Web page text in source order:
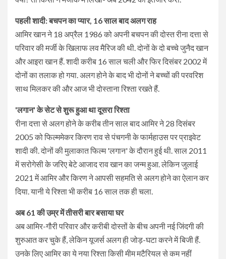
पहली शादी: बचपन का प्यार, 16 साल बाद अलग राह
आमिर खान ने 18 अप्रैल 1986 को अपनी बचपन की दोस्त रीना दत्ता से
परिवार की मर्जी के खिलाफ लव मैरिज की थी. दोनों के दो बच्चे जुनैद खान
और आइरा खान हैं. शादी करीब 16 साल चली और फिर दिसंबर 2002 में
दोनों का तलाक हो गया. अलग होने के बाद भी दोनों ने बच्चों की परवरिश
साथ मिलकर की और आज भी दोस्ताना रिश्ता रखते हैं.
'लगान' के सेट से शुरू हुआ था दूसरा रिश्ता
रीना दत्ता से अलग होने के करीब तीन साल बाद आमिर ने 28 दिसंबर
2005 को फिल्ममेकर किरण राव से पंचगनी के फार्महाउस पर प्राइवेट
शादी की. दोनों की मुलाकात फिल्म 'लगान' के दौरान हुई थी. साल 2011
में सरोगेसी के जरिए बेटे आजाद राव खान का जन्म हुआ. लेकिन जुलाई
2021 में आमिर और किरण ने आपसी सहमति से अलग होने का ऐलान कर
दिया. यानी ये रिश्ता भी करीब 16 साल तक ही चला.
अब 61 की उम्र में तीसरी बार बसाया घर
अब आमिर-गौरी परिवार और करीबी दोस्तों के बीच अपनी नई जिंदगी की
शुरुआत कर चुके हैं, लेकिन यूजर्स अलग ही जोड़-घटा करने में बिजी हैं.
उनके लिए आमिर का ये नया रिश्ता किसी मीम मटैरियल से कम नहीं